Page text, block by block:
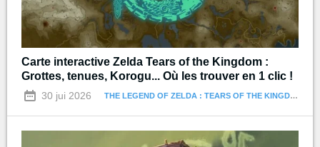
Carte interactive Zelda Tears of the Kingdom :
Grottes, tenues, Korogu... Où les trouver en 1 clic !
30 jui 2026 THE LEGEND OF ZELDA : TEARS OF THE KINGDOM